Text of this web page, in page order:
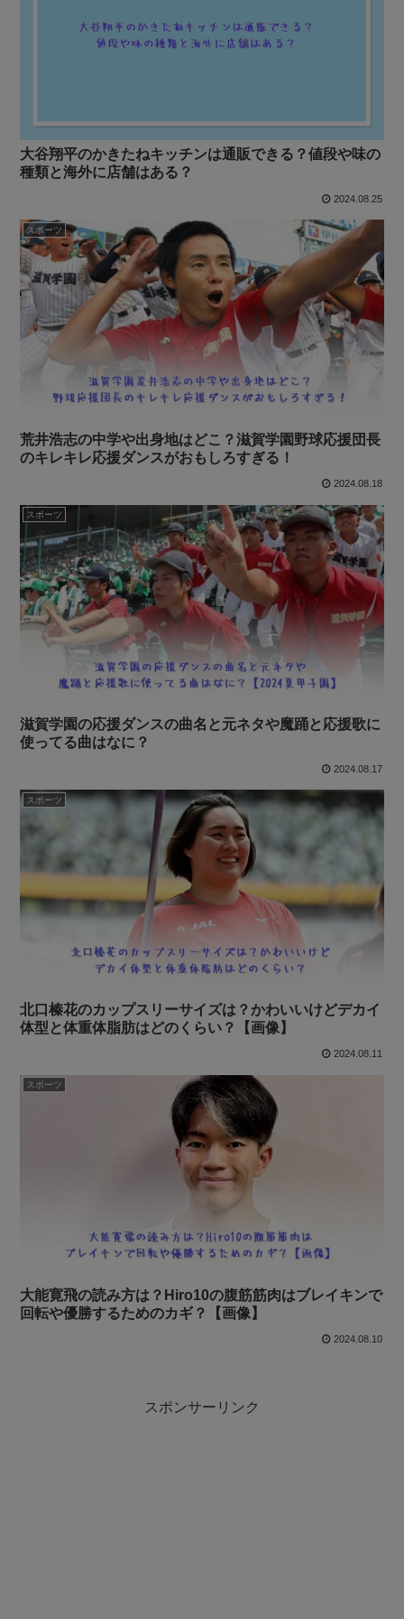
大谷翔平のかきたねキッチンは通販できる？値段や味の
種類と海外に店舗はある？
2024.08.25
スポーツ
荒井浩志の中学や出身地はどこ？滋賀学園野球応援団長
のキレキレ応援ダンスがおもしろすぎる！
2024.08.18
スポーツ
滋賀学園の応援ダンスの曲名と元ネタや魔踊と応援歌に
使ってる曲はなに？
2024.08.17
スポーツ
北口榛花のカップスリーサイズは？かわいいけどデカイ
体型と体重体脂肪はどのくらい？【画像】
2024.08.11
スポーツ
大能寛飛の読み方は？Hiro10の腹筋筋肉はブレイキンで
回転や優勝するためのカギ？【画像】
2024.08.10
スポンサーリンク